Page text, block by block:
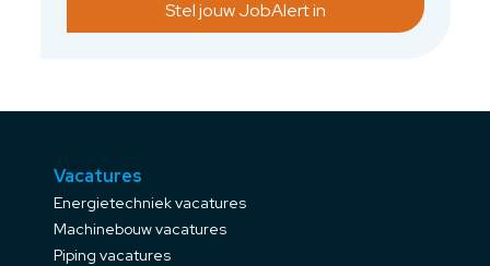
Stel jouw JobAlert in
Vacatures
Energietechniek vacatures
Machinebouw vacatures
Piping vacatures